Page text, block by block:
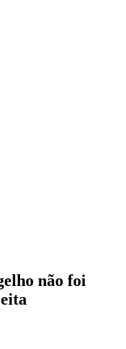
não foi